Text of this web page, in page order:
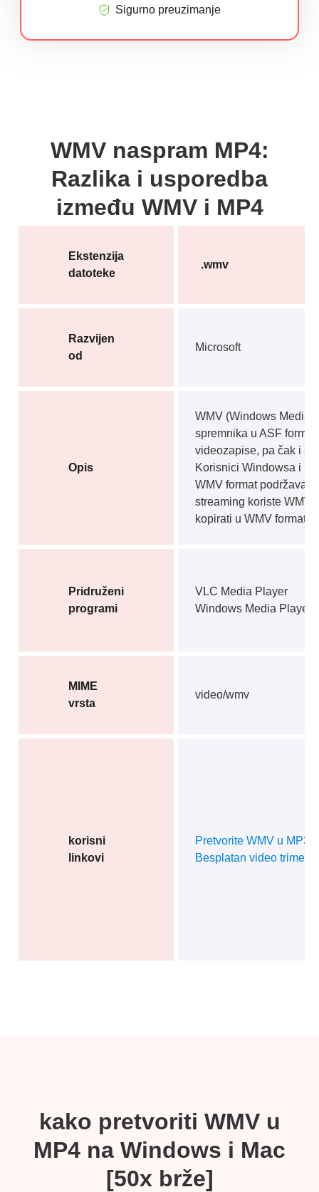
Sigurno preuzimanje
WMV naspram MP4:
Razlika i usporedba
između WMV i MP4
Ekstenzija
datoteke
.wmv
Razvijen
od
Microsoft
Opis
WMV (Windows Media
spremnika u ASF
videozapise, pa čak i
Korisnici Windowsa i
WMV format podržava
streaming koriste
kopirati u WMV formatu.
Pridruženi
programi
VLC Media Player
Windows Media Player
MIME
vrsta
video/wmv
korisni
linkovi
Pretvorite WMV u MP3
Besplatan video trimer
kako pretvoriti WMV u
MP4 na Windows i Mac
[50x brže]